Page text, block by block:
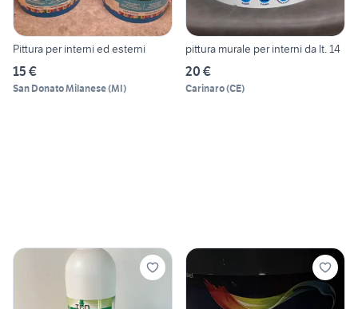
Pittura per interni ed esterni
15 €
San Donato Milanese(MI)
pittura murale per interni da lt. 14
20 €
Carinaro(CE)